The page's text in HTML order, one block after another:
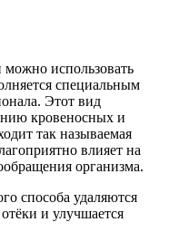
использовать
специальным
Этот вид
кровеносных и
так называемая
влияет на
организма.
способа удаляются
и улучшается